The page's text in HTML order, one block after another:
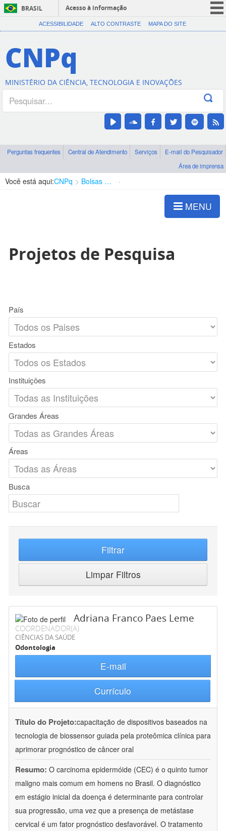
BRASIL
Acesso à informação
CORONAVÍRUS (COVID-19)
Canais
ACESSIBILIDADE ALTO CONTRASTE MAPA DO SITE
CNPq
MINISTÉRIO DA CIÊNCIA, TECNOLOGIA E INOVAÇÕES
Perguntas frequentes Central de Atendimento Serviços
E-mail do Pesquisador
Área de imprensa
Você está aqui:CNPq Bolsas e Auxílios Vigentes
MENU
Projetos de Pesquisa
País
Estados
Instituições
Grandes Áreas
Áreas
Busca
Filtrar
Limpar Filtros
Adriana Franco Paes Leme
COORDENADOR(A)
CIÊNCIAS DA SAÚDE
Odontologia
E-mail
Currículo
Título do Projeto:capacitação de dispositivos baseados na
tecnologia de biossensor guiada pela proteômica clínica para
aprimorar prognóstico de câncer oral
Resumo: O carcinoma epidermóide (CEC) é o quinto tumor
maligno mais comum em homens no Brasil. O diagnóstico
em estágio inicial da doença é determinante para controlar
sua progressão, uma vez que a presença de metástase
cervical é um fator prognóstico desfavorável. O tratamento